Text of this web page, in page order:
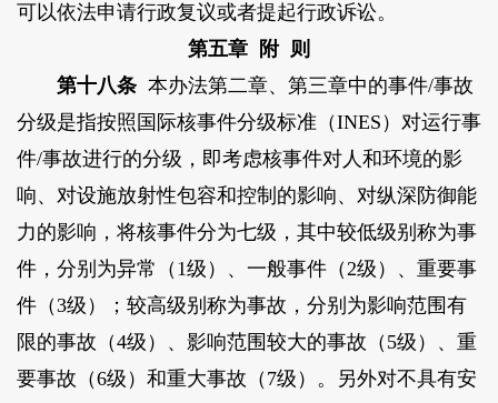
可以依法申请行政复议或者提起行政诉讼。
第五章 附 则
第十八条本办法第二章、第三章中的事件/事故
分级是指按照国际核事件分级标准（INES）对运行事
件/事故进行的分级，即考虑核事件对人和环境的影
响、对设施放射性包容和控制的影响、对纵深防御能
力的影响，将核事件分为七级，其中较低级别称为事
件，分别为异常（1级）、一般事件（2级）、重要事
件（3级）；较高级别称为事故，分别为影响范围有
限的事故（4级）、影响范围较大的事故（5级）、重
要事故（6级）和重大事故（7级）。另外对不具有安